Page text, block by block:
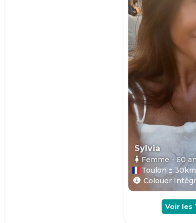
Sylvia
Femme - 60
Toulon ±
Colouer
Voir les